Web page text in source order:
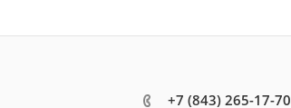
+7 (843) 265-17-70